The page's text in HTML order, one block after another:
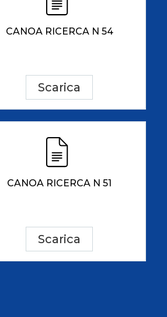
CANOA RICERCA N 54
Scarica
CANOA RICERCA N 51
Scarica